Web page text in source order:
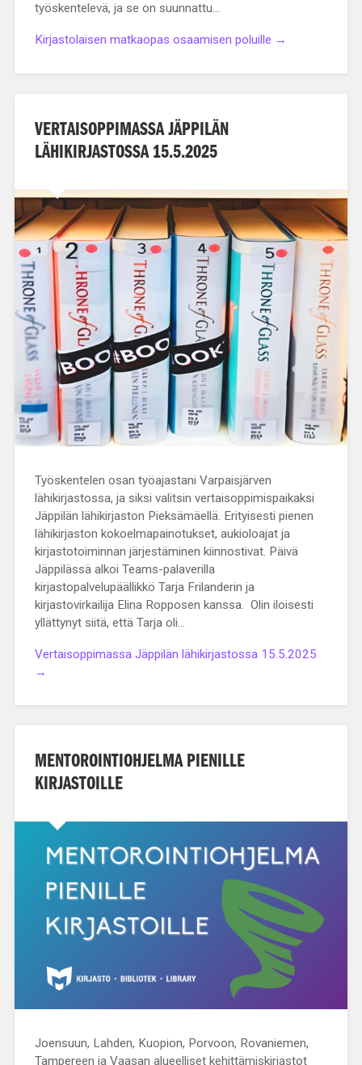
työskentelevä, ja se on suunnattu…
Kirjastolaisen matkaopas osaamisen poluille →
VERTAISOPPIMASSA JÄPPILÄN
LÄHIKIRJASTOSSA 15.5.2025
Työskentelen osan työajastani Varpaisjärven
lähikirjastossa, ja siksi valitsin vertaisoppimispaikaksi
Jäppilän lähikirjaston Pieksämäellä. Erityisesti pienen
lähikirjaston kokoelmapainotukset, aukioloajat ja
kirjastotoiminnan järjestäminen kiinnostivat. Päivä
Jäppilässä alkoi Teams-palaverilla
kirjastopalvelupäällikkö Tarja Frilanderin ja
kirjastovirkailija Elina Ropposen kanssa. Olin iloisesti
yllättynyt siitä, että Tarja oli…
Vertaisoppimassa Jäppilän lähikirjastossa 15.5.2025
→
MENTOROINTIOHJELMA PIENILLE
KIRJASTOILLE
Joensuun, Lahden, Kuopion, Porvoon, Rovaniemen,
Tampereen ja Vaasan alueelliset kehittämiskirjastot